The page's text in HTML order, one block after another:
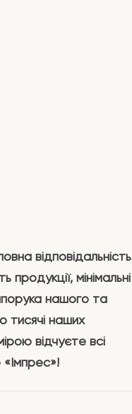
відповідальність
мінімальні
нашого та
тисячі наших
відчуєте всі
«Імпрес»!